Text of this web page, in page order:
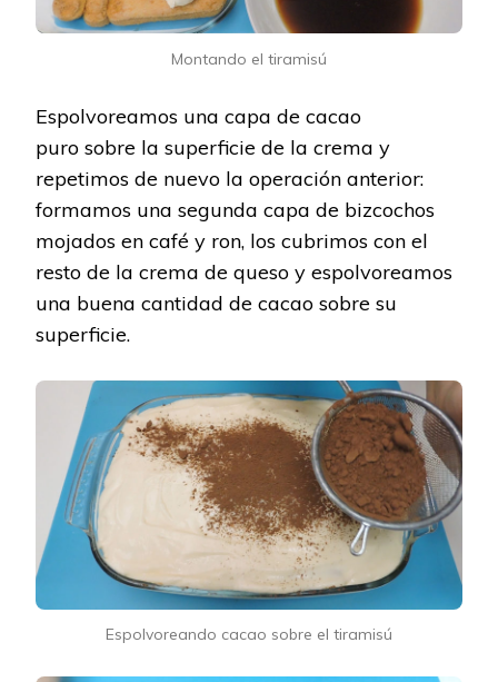
Montando el tiramisú
Espolvoreamos una capa de cacao
puro sobre la superficie de la crema y
repetimos de nuevo la operación anterior:
formamos una segunda capa de bizcochos
mojados en café y ron, los cubrimos con el
resto de la crema de queso y espolvoreamos
una buena cantidad de cacao sobre su
superficie.
Espolvoreando cacao sobre el tiramisú